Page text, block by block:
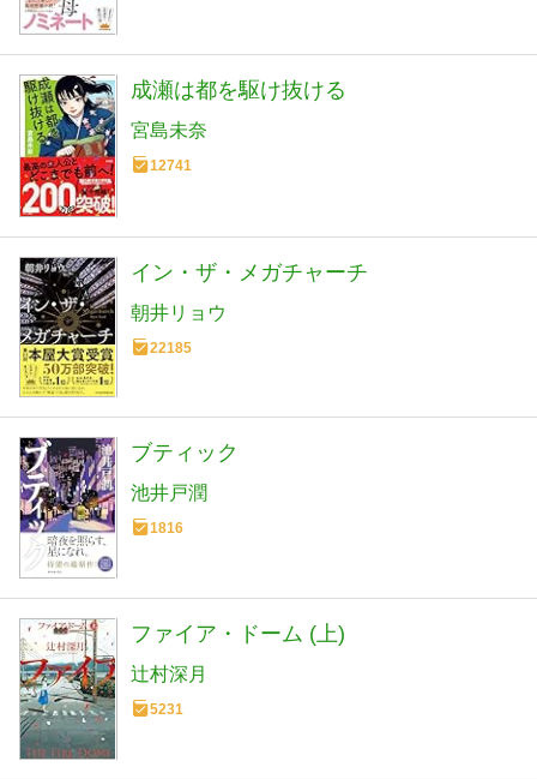
成瀬は都を駆け抜ける
宮島未奈
12741
イン・ザ・メガチャーチ
朝井リョウ
22185
ブティック
池井戸潤
1816
ファイア・ドーム (上)
辻村深月
5231